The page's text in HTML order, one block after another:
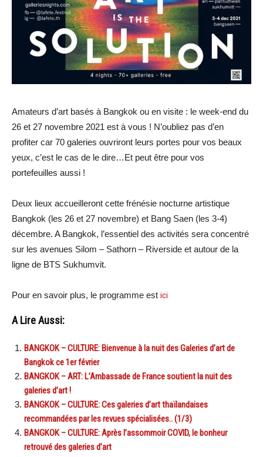
Amateurs d’art basés à Bangkok ou en visite : le week-end du
26 et 27 novembre 2021 est à vous ! N’oubliez pas d’en
profiter car 70 galeries ouvriront leurs portes pour vos beaux
yeux, c’est le cas de le dire…Et peut être pour vos
portefeuilles aussi !
Deux lieux accueilleront cette frénésie nocturne artistique
Bangkok (les 26 et 27 novembre) et Bang Saen (les 3-4)
décembre. A Bangkok, l’essentiel des activités sera concentré
sur les avenues Silom – Sathorn – Riverside et autour de la
ligne de BTS Sukhumvit.
Pour en savoir plus, le programme est ici
A Lire Aussi:
BANGKOK – CULTURE: Bienvenue à la nuit des Galeries d’art de
Bangkok ce 1er février
BANGKOK – ART: L’Ambassade de France soutient la nuit des
galeries d’art !
BANGKOK – CULTURE: Ces galeries d’art thaïlandaises
recommandées par les revues spécialisées.. (1/3)
BANGKOK – CULTURE: Après l’assommoir COVID, le bonheur
retrouvé des galeries d’art